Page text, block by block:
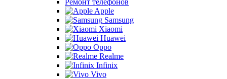
Ремонт телефонов
Apple
Samsung
Xiaomi
Huawei
Oppo
Realme
Infinix
Vivo